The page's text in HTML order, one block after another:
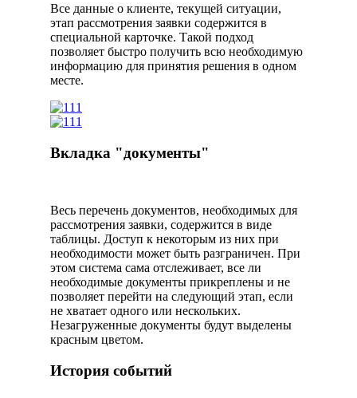
Все данные о клиенте, текущей ситуации,
этап рассмотрения заявки содержится в
специальной карточке. Такой подход
позволяет быстро получить всю необходимую
информацию для принятия решения в одном
месте.
Вкладка "документы"
Весь перечень документов, необходимых для
рассмотрения заявки, содержится в виде
таблицы. Доступ к некоторым из них при
необходимости может быть разграничен. При
этом система сама отслеживает, все ли
необходимые документы прикреплены и не
позволяет перейти на следующий этап, если
не хватает одного или нескольких.
Незагруженные документы будут выделены
красным цветом.
История событий